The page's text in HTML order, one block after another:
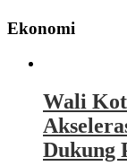
Ekonomi
Wali
Dukung